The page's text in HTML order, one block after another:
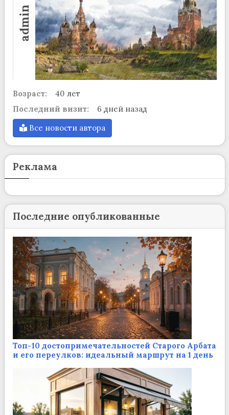
admin
Возраст:
40 лет
Последний визит:
6 дней назад
Все новости автора
Реклама
Последние опубликованные
Топ-10 достопримечательностей Старого Арбата
и его переулков: идеальный маршрут на 1 день